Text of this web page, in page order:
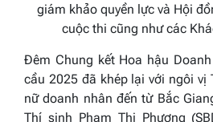
giám khảo quyền lực và Hội
cuộc thi cũng như các
Đêm Chung kết Hoa hậu
cầu 2025 đã khép lại với ngôi vị
nữ doanh nhân đến từ Bắc
Thí sinh Phạm Thị Phương